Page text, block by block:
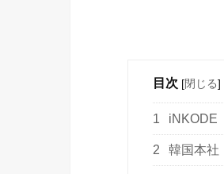
目次 [閉じる]
1 iNKODE
2 韓国本社